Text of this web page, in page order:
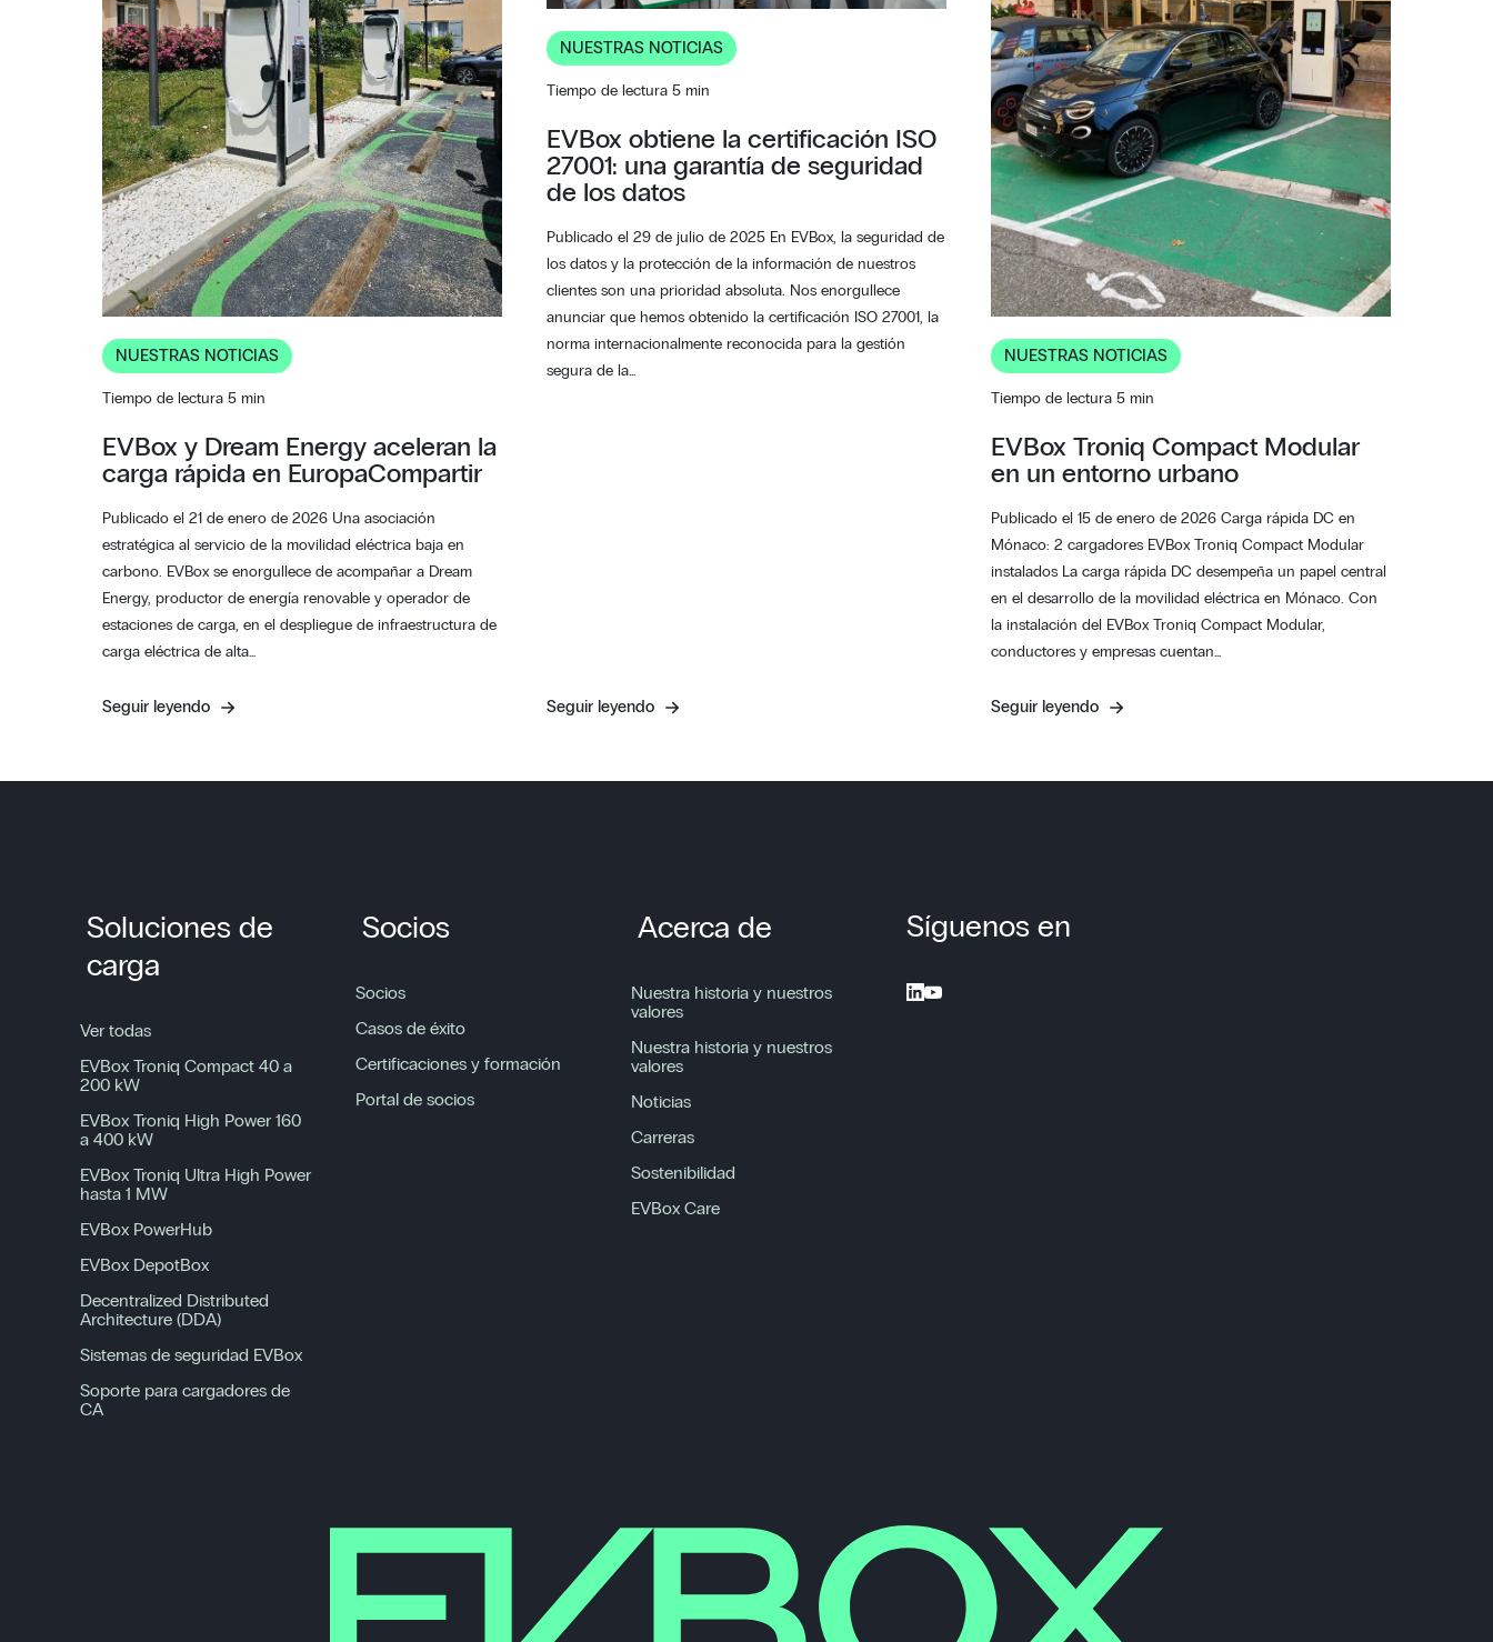
NUESTRAS NOTICIAS
Tiempo de lectura 5 min
EVBox y Dream Energy aceleran la
carga rápida en EuropaCompartir
Publicado el 21 de enero de 2026 Una asociación
estratégica al servicio de la movilidad eléctrica baja en
carbono. EVBox se enorgullece de acompañar a Dream
Energy, productor de energía renovable y operador de
estaciones de carga, en el despliegue de infraestructura de
carga eléctrica de alta…
Seguir leyendo
NUESTRAS NOTICIAS
Tiempo de lectura 5 min
EVBox obtiene la certificación ISO
27001: una garantía de seguridad
de los datos
Publicado el 29 de julio de 2025 En EVBox, la seguridad de
los datos y la protección de la información de nuestros
clientes son una prioridad absoluta. Nos enorgullece
anunciar que hemos obtenido la certificación ISO 27001, la
norma internacionalmente reconocida para la gestión
segura de la…
Seguir leyendo
NUESTRAS NOTICIAS
Tiempo de lectura 5 min
EVBox Troniq Compact Modular
en un entorno urbano
Publicado el 15 de enero de 2026 Carga rápida DC en
Mónaco: 2 cargadores EVBox Troniq Compact Modular
instalados La carga rápida DC desempeña un papel central
en el desarrollo de la movilidad eléctrica en Mónaco. Con
la instalación del EVBox Troniq Compact Modular,
conductores y empresas cuentan…
Seguir leyendo
Soluciones de
carga
Ver todas
EVBox Troniq Compact 40 a
200 kW
EVBox Troniq High Power 160
a 400 kW
EVBox Troniq Ultra High Power
hasta 1 MW
EVBox PowerHub
EVBox DepotBox
Decentralized Distributed
Architecture (DDA)
Sistemas de seguridad EVBox
Soporte para cargadores de
CA
Socios
Socios
Casos de éxito
Certificaciones y formación
Portal de socios
Acerca de
Nuestra historia y nuestros
valores
Nuestra historia y nuestros
valores
Noticias
Carreras
Sostenibilidad
EVBox Care
Síguenos en